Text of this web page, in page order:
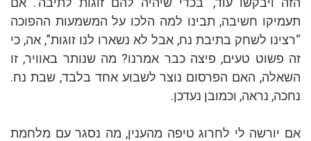
תעמיקו חשיבה, תבינו למה הלכו על המשמעות ההפוכה
“רצינו לשחק בתיבת נח, אבל לא נשארו לנו זוגות”, אה, כי
זה פשוט טעים, פיצה כבר אמרנו? מה שנותר באוויר, זו
השאלה, האם הפרסום נוצר לשבוע אחד בלבד, שבת נח.
נחכה, נראה, וכמובן נעדכן.
אם יורשה לי לחרוג טיפה מהענין, מה נסגר עם מלחמת